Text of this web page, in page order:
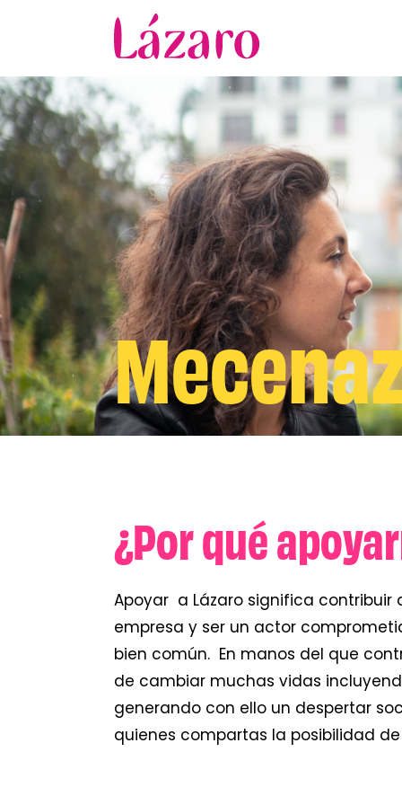
¿Por qué
Apoyar a Lázaro significa contribuir
empresa y ser un actor
bien común. En manos del que
de cambiar muchas vidas
generando con ello un despertar
quienes compartas la posibilidad